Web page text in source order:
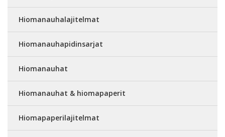
Hiomanauhalajitelmat
Hiomanauhapidinsarjat
Hiomanauhat
Hiomanauhat & hiomapaperit
Hiomapaperilajitelmat